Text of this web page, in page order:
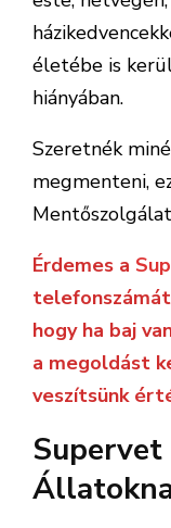
életébe is
hiányában.
Szeretnék
megmenteni,
Érdemes a
hogy ha baj
a megoldást
veszítsünk